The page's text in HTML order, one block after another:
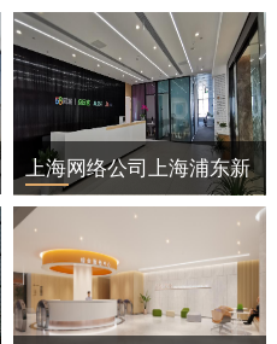
上海网络公司上海浦东新
区办公室装修